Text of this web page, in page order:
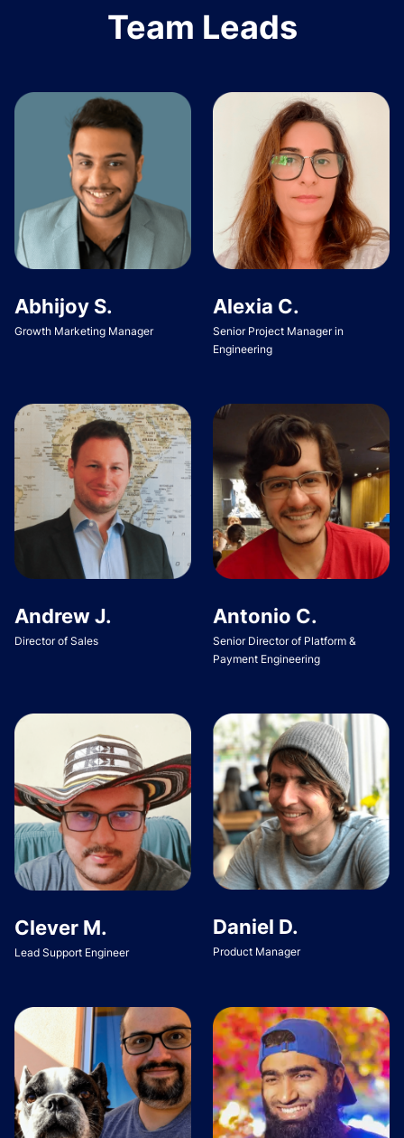
Team Leads
Abhijoy S.
Growth Marketing Manager
Alexia C.
Senior Project Manager in
Engineering
Andrew J.
Director of Sales
Antonio C.
Senior Director of Platform &
Payment Engineering
Clever M.
Lead Support Engineer
Daniel D.
Product Manager